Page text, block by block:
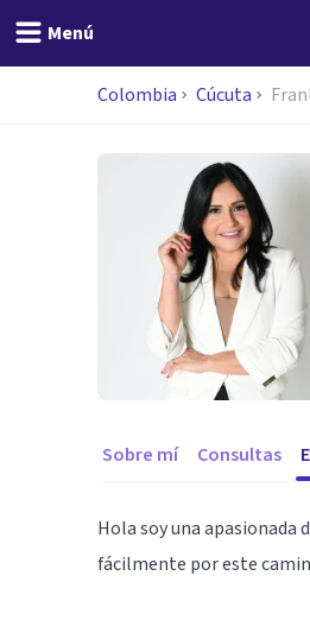
Menú
Colombia Cúcuta
Sobre mí Consultas
Hola soy una apasionada
fácilmente por este